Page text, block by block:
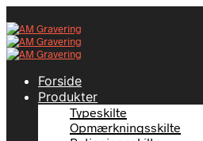
Forside
Produkter
Typeskilte
Opmærkningsskilte